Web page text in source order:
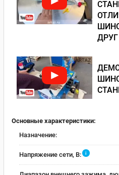
ДРУГ
Основные характеристики:
Назначение:
Напряжение сети, В: i